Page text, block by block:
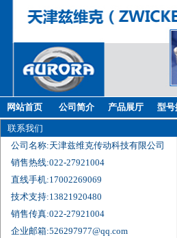
网站首页 公司简介 产品展厅 型号
联系我们
公司名称:天津兹维克传动科技有限公司
销售热线:022-27921004
直线手机:17002269069
技术支持:13821920480
销售传真:022-27921004
企业邮箱:526297977@qq.com